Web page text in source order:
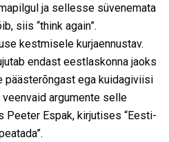
ja sellesse süvenemata
siis “think again”.
kestmisele kurjaennustav.
endast eestlaskonna jaoks
päästerõngast ega kuidagiviisi
argumente selle
Peeter Espak, kirjutises “Eesti-